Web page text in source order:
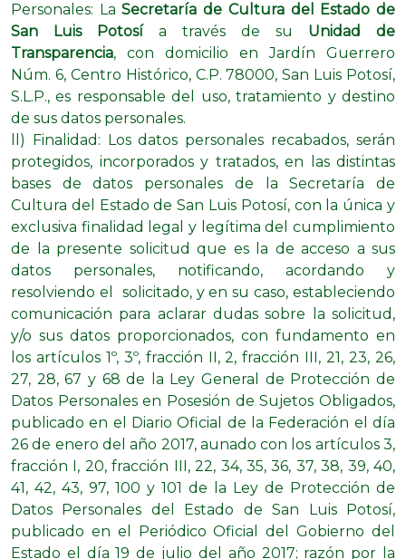
Personales: LaSecretaría de Cultura del Estado de
San Luis Potosía través de su Unidad de
Transparencia, con domicilio en Jardín Guerrero
Núm. 6, Centro Histórico, C.P. 78000, San Luis Potosí,
S.L.P., es responsable del uso, tratamiento y destino
de sus datos personales.
ll) Finalidad: Los datos personales recabados, serán
protegidos, incorporados y tratados, en las distintas
bases de datos personales de la Secretaría de
Cultura del Estado de San Luis Potosí, con la única y
exclusiva finalidad legal y legítima del cumplimiento
de la presente solicitud que es la de acceso a sus
datos personales, notificando, acordando y
resolviendo el solicitado, y en su caso, estableciendo
comunicación para aclarar dudas sobre la solicitud,
y/o sus datos proporcionados, con fundamento en
los artículos 1º, 3º, fracción II, 2, fracción III, 21, 23, 26,
27, 28, 67 y 68 de la Ley General de Protección de
Datos Personales en Posesión de Sujetos Obligados,
publicado en el Diario Oficial de la Federación el día
26 de enero del año 2017, aunado con los artículos 3,
fracción I, 20, fracción III, 22, 34, 35, 36, 37, 38, 39, 40,
41, 42, 43, 97, 100 y 101 de la Ley de Protección de
Datos Personales del Estado de San Luis Potosí,
publicado en el Periódico Oficial del Gobierno del
Estado el día 19 de julio del año 2017; razón por la